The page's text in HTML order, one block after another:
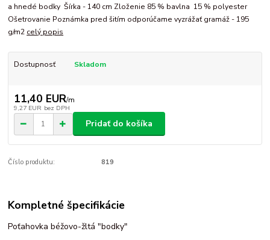
a hnedé bodky Šírka - 140 cm Zloženie 85 % bavlna 15 % polyester
Ošetrovanie Poznámka pred šitím odporúčame vyzrážať gramáž - 195
g/m2 celý popis
Dostupnosť Skladom
11,40 EUR/m
9,27 EUR bez DPH
Pridať do košíka
Číslo produktu: 819
Kompletné špecifikácie
Poťahovka béžovo-žltá "bodky"